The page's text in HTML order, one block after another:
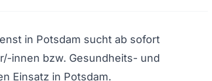
in Potsdam sucht ab sofort
innen bzw. Gesundheits- und
Einsatz in Potsdam.